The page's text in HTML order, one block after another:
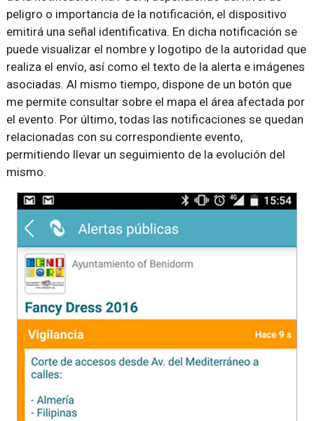
peligro o importancia de la notificación, el dispositivo
emitirá una señal identificativa. En dicha notificación se
puede visualizar el nombre y logotipo de la autoridad que
realiza el envío, así como el texto de la alerta e imágenes
asociadas. Al mismo tiempo, dispone de un botón que
me permite consultar sobre el mapa el área afectada por
el evento. Por último, todas las notificaciones se quedan
relacionadas con su correspondiente evento,
permitiendo llevar un seguimiento de la evolución del
mismo.